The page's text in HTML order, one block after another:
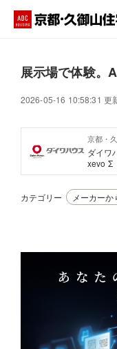
アクセス
好みからモデルハウス
住まいづくりお役立ち
展示場で体験。
2026-05-16 10:58:31 更
京都・
ダイワ
xevo Σ
カテゴリー メーカー